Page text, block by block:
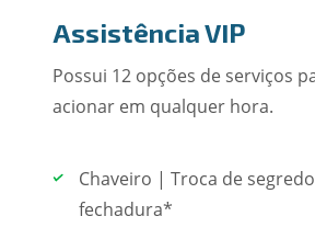
Assistência VIP
Possui 12 opções de serviços
acionar em qualquer hora.
Chaveiro | Troca de
fechadura*